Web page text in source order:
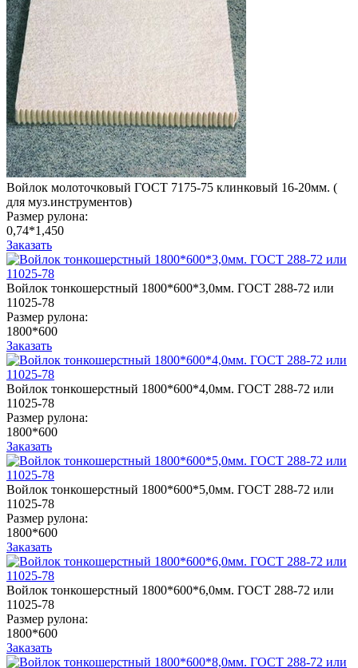
Войлок молоточковый ГОСТ 7175-75 клинковый 16-20мм. (
для муз.инструментов)
Размер рулона:
0,74*1,450
Заказать
Войлок тонкошерстный 1800*600*3,0мм. ГОСТ 288-72 или
11025-78
Размер рулона:
1800*600
Заказать
Войлок тонкошерстный 1800*600*4,0мм. ГОСТ 288-72 или
11025-78
Размер рулона:
1800*600
Заказать
Войлок тонкошерстный 1800*600*5,0мм. ГОСТ 288-72 или
11025-78
Размер рулона:
1800*600
Заказать
Войлок тонкошерстный 1800*600*6,0мм. ГОСТ 288-72 или
11025-78
Размер рулона:
1800*600
Заказать